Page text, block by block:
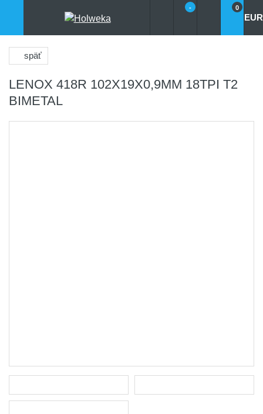
- 0
EUR
späť
LENOX 418R 102X19X0,9MM 18TPI T2
BIMETAL